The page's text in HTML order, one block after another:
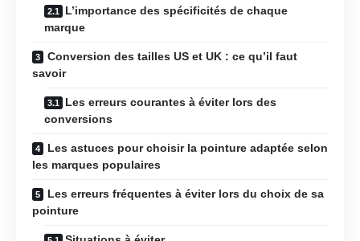
L’importance des spécificités de chaque
marque
Conversion des tailles US et UK : ce qu’il faut
savoir
Les erreurs courantes à éviter lors des
conversions
Les astuces pour choisir la pointure adaptée selon
les marques populaires
Les erreurs fréquentes à éviter lors du choix de sa
pointure